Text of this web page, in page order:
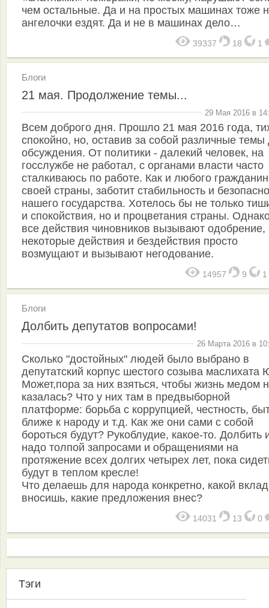
чем остальные. Да и на простых машинах тоже
ангелочки ездят. Да и не в машинах дело…
39337 18 1
Блоги
21 мая. Продолжение темы...
29 Мая 2016 в
Всем доброго дня. Прошло 21 мая 2016 года,
спокойно, но, оставив за собой различные темы
обсуждения. От политики - далекий человек, на
госслужбе не работал, с органами власти часто
сталкиваюсь по работе. Как и любого
своей страны, заботит стабильность и
нашего государства. Хотелось бы не только
и спокойствия, но и процветания страны.
все действия чиновников вызывают одобрение,
некоторые действия и бездействия просто
возмущают и вызывают негодование.
14957 9 1
Блоги
Долбить депутатов вопросами!
26 Марта 2016 в
Сколько "достойных" людей было выбрано в
депутатский корпус шестого созыва
Может,пора за них взяться, чтобы жизнь медом
казалась? Что у них там в предвыборной
платформе: борьба с коррупцией, честность,
ближе к народу и т.д. Как же они сами с собой
бороться будут? Рукоблудие, какое-то. Долбить
надо толпой запросами и обращениями на
протяжение всех долгих четырех лет, пока
будут в теплом кресле!
Что делаешь для народа конкретно, какой вклад
вносишь, какие предложения внес?
14031 13 0
Тэги